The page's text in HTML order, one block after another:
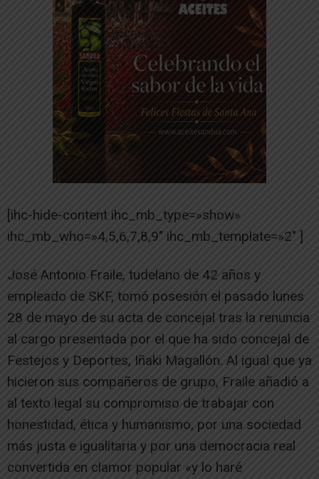
[ihc-hide-content ihc_mb_type=»show»
ihc_mb_who=»4,5,6,7,8,9″ ihc_mb_template=»2″ ]
José Antonio Fraile, tudelano de 42 años y
empleado de SKF, tomó posesión el pasado lunes
28 de mayo de su acta de concejal tras la renuncia
al cargo presentada por el que ha sido concejal de
Festejos y Deportes, Iñaki Magallón. Al igual que ya
hicieron sus compañeros de grupo, Fraile añadió a
al texto legal su compromiso de trabajar con
honestidad, ética y humanismo, por una sociedad
más justa e igualitaria y por una democracia real
convertida en clamor popular «y lo haré